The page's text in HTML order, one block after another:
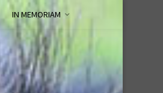
IN MEMORIAM